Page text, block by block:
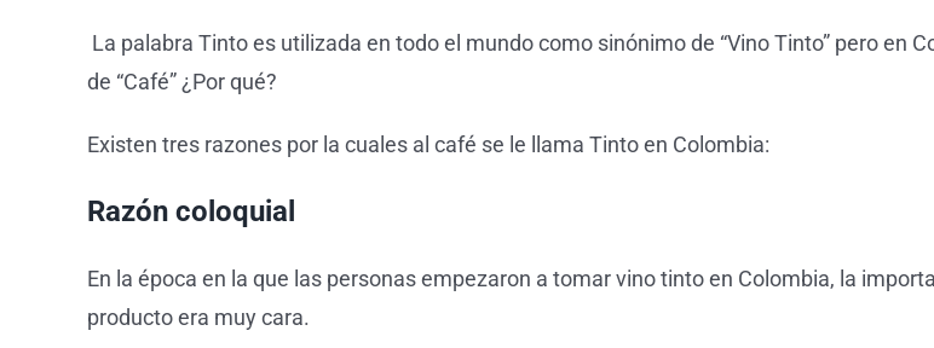
La palabra Tinto es utilizada en todo el mundo como sinónimo de “Vino Tinto” pero en
de “Café” ¿Por qué?
Existen tres razones por la cuales al café se le llama Tinto en Colombia:
Razón coloquial
En la época en la que las personas empezaron a tomar vino tinto en Colombia, la
producto era muy cara.